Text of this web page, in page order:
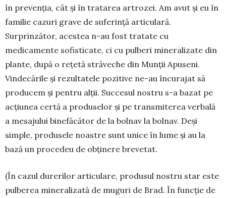
în prevenția, cât și în tratarea artrozei. Am avut și eu în
familie cazuri grave de suferință articulară.
Surprinzător, acestea n-au fost tratate cu
medicamente sofisticate, ci cu pulberi mineralizate din
plante, după o rețetă străveche din Munții Apuseni.
Vindecările și rezultatele pozitive ne-au încurajat să
producem și pentru alții. Suc­cesul nostru s-a bazat pe
acțiunea certă a produselor și pe transmiterea verbală
a mesajului binefăcător de la bolnav la bolnav. Deși
simple, produsele noastre sunt unice în lume și au la
bază un procedeu de obținere brevetat.
(În cazul durerilor articulare, produsul nostru star este
pulberea mineralizată de muguri de Brad. În funcție de